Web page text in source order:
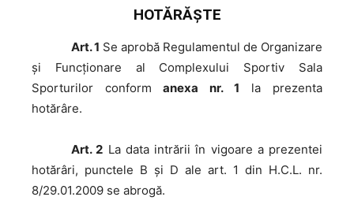
HOTĂRĂŞTE
Art. 1 Se aprobă Regulamentul de Organizare
şi Funcţionare al Complexului Sportiv Sala
Sporturilor conform anexa nr. 1 la prezenta
hotărâre.
Art. 2 La data intrării în vigoare a prezentei
hotărâri, punctele B și D ale art. 1 din H.C.L. nr.
8/29.01.2009 se abrogă.